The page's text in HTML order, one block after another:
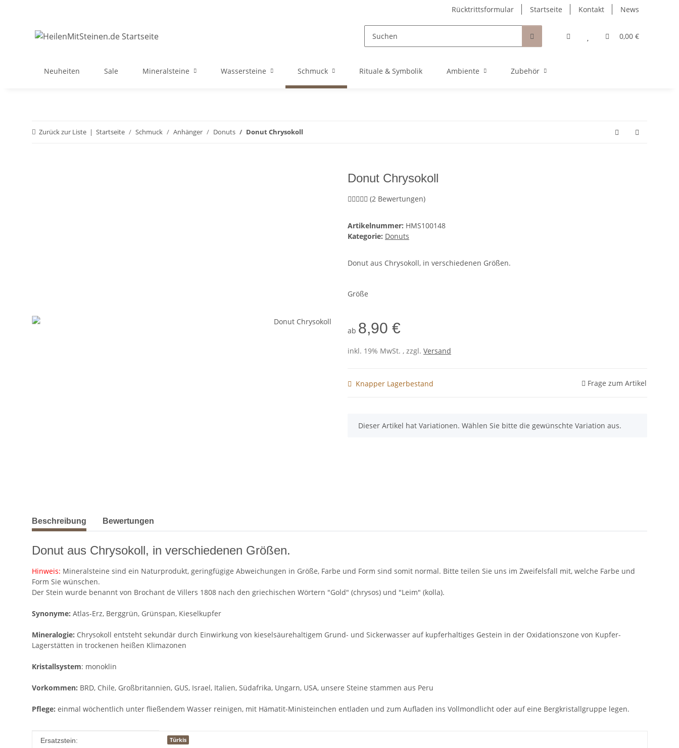
Rücktrittsformular Startseite Kontakt News
0,00 €
Neuheiten Sale Mineralsteine Wassersteine Schmuck Rituale & Symbolik Ambiente Zubehör
Zurück zur Liste Startseite Schmuck Anhänger Donuts Donut Chrysokoll
Donut Chrysokoll
(2 Bewertungen)
Artikelnummer: HMS100148
Kategorie: Donuts
Donut aus Chrysokoll, in verschiedenen Größen.
Größe
ab 8,90 €
inkl. 19% MwSt. , zzgl. Versand
Knapper Lagerbestand Frage zum Artikel
x
Dieser Artikel hat Variationen. Wählen Sie bitte die gewünschte Variation aus.
weitere Registerkarten anzeigen
Beschreibung Bewertungen
Donut aus Chrysokoll, in verschiedenen Größen.
Hinweis: Mineralsteine sind ein Naturprodukt, geringfügige Abweichungen in Größe, Farbe und Form sind somit normal. Bitte teilen Sie uns im Zweifelsfall mit, welche Farbe und
Form Sie wünschen.
Der Stein wurde benannt von Brochant de Villers 1808 nach den griechischen Wörtern "Gold" (chrysos) und "Leim" (kolla).
Synonyme: Atlas-Erz, Berggrün, Grünspan, Kieselkupfer
Mineralogie: Chrysokoll entsteht sekundär durch Einwirkung von kieselsäurehaltigem Grund- und Sickerwasser auf kupferhaltiges Gestein in der Oxidationszone von Kupfer-
Lagerstätten in trockenen heißen Klimazonen
Kristallsystem: monoklin
Vorkommen: BRD, Chile, Großbritannien, GUS, Israel, Italien, Südafrika, Ungarn, USA, unsere Steine stammen aus Peru
Pflege: einmal wöchentlich unter fließendem Wasser reinigen, mit Hämatit-Ministeinchen entladen und zum Aufladen ins Vollmondlicht oder auf eine Bergkristallgruppe legen.
Produkteigenschaft
Wert
Ersatzstein: Türkis